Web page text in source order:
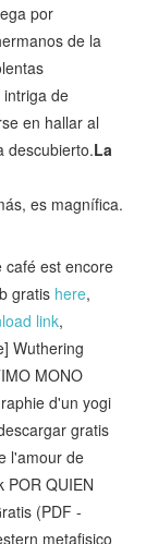
por
de la
de
en hallar al
descubierto.La
es magnífica.
café est encore
gratis here,
link,
Wuthering
MONO
d'un yogi
gratis
l'amour de
POR QUIEN
(PDF -
metafisico